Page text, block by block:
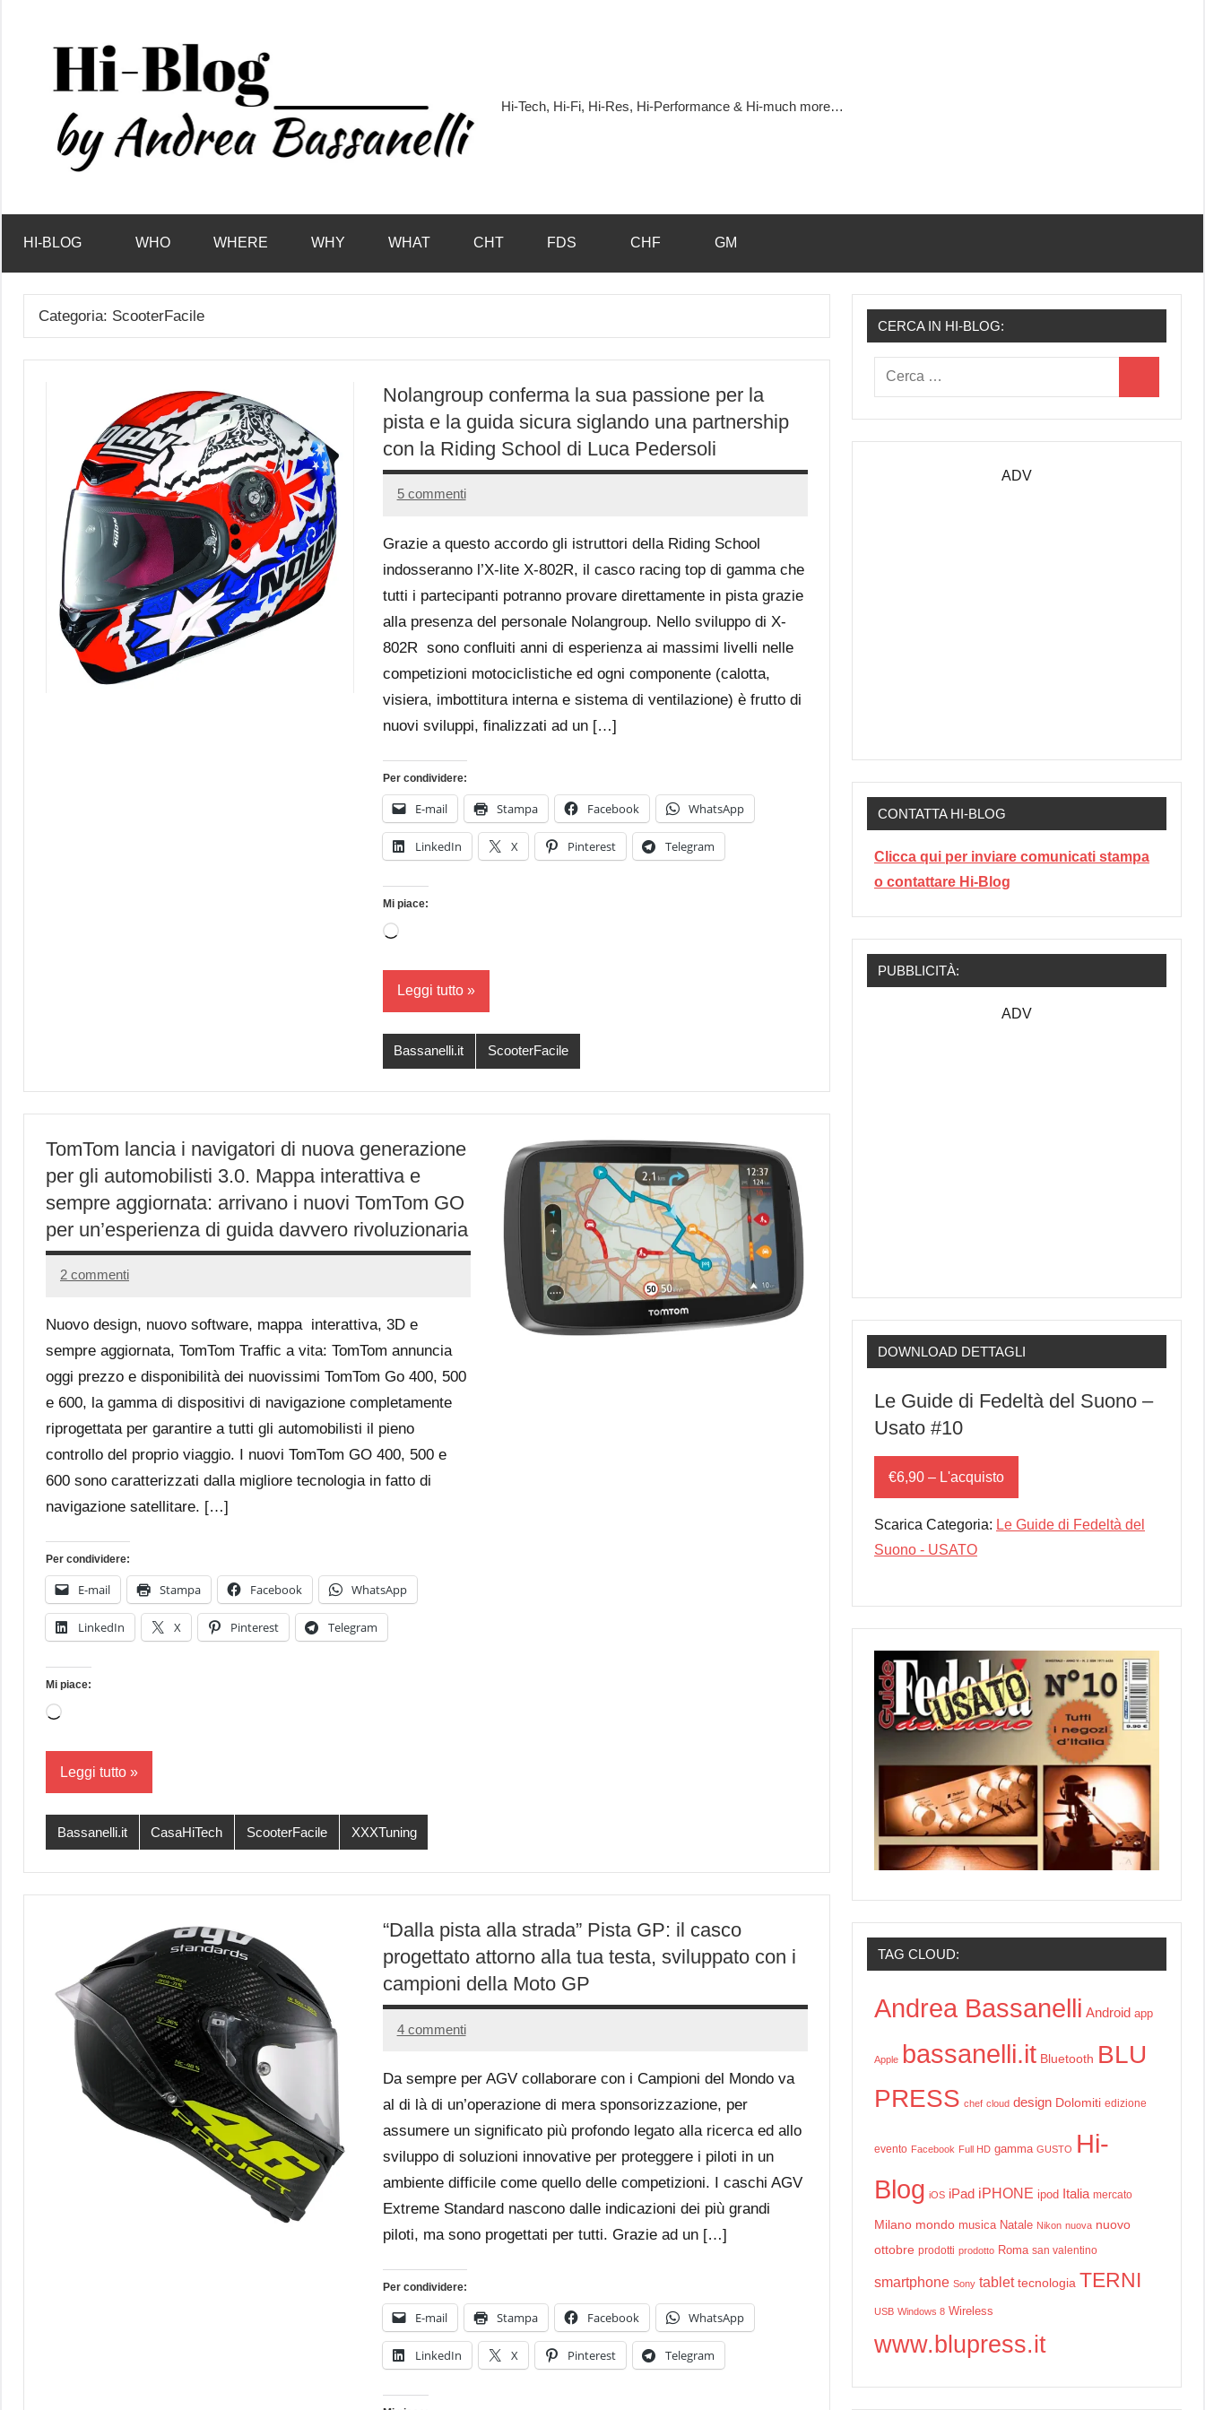
by
Andrea
Bassanelli
Hi-Tech, Hi-Fi, Hi-Res, Hi-Performance & Hi-much more…
HI-BLOG WHO WHERE WHY WHAT CHT FDS CHF GM
Categoria: ScooterFacile
Nolangroup conferma la sua passione per la
pista e la guida sicura siglando una partnership
con la Riding School di Luca Pedersoli
4
2016
Andrea
5 commenti
Grazie a questo accordo gli istruttori della Riding School
indosseranno l’X-lite X-802R, il casco racing top di gamma che
tutti i partecipanti potranno provare direttamente in pista grazie
alla presenza del personale Nolangroup. Nello sviluppo di X-
802R sono confluiti anni di esperienza ai massimi livelli nelle
competizioni motociclistiche ed ogni componente (calotta,
visiera, imbottitura interna e sistema di ventilazione) è frutto di
nuovi sviluppi, finalizzati ad un […]
Per condividere:
E-mail Stampa Facebook WhatsApp
LinkedIn X Pinterest Telegram
Mi piace:
Caricamento
corso…
Leggi tutto
Bassanelli.it ScooterFacile
TomTom lancia i navigatori di nuova generazione
per gli automobilisti 3.0. Mappa interattiva e
sempre aggiornata: arrivano i nuovi TomTom GO
per un’esperienza di guida davvero rivoluzionaria
7
2016
Andrea
2 commenti
Nuovo design, nuovo software, mappa interattiva, 3D e
sempre aggiornata, TomTom Traffic a vita: TomTom annuncia
oggi prezzo e disponibilità dei nuovissimi TomTom Go 400, 500
e 600, la gamma di dispositivi di navigazione completamente
riprogettata per garantire a tutti gli automobilisti il pieno
controllo del proprio viaggio. I nuovi TomTom GO 400, 500 e
600 sono caratterizzati dalla migliore tecnologia in fatto di
navigazione satellitare. […]
Per condividere:
E-mail Stampa Facebook WhatsApp
LinkedIn X Pinterest Telegram
Mi piace:
Caricamento
corso…
Leggi tutto
Bassanelli.it CasaHiTech ScooterFacile XXXTuning
“Dalla pista alla strada” Pista GP: il casco
progettato attorno alla tua testa, sviluppato con i
campioni della Moto GP
3
2016
Andrea
4 commenti
Da sempre per AGV collaborare con i Campioni del Mondo va
al di là di un’operazione di mera sponsorizzazione, per
assumere un significato più profondo legato alla ricerca ed allo
sviluppo di soluzioni innovative per proteggere i piloti in un
ambiente difficile come quello delle competizioni. I caschi AGV
Extreme Standard nascono dalle indicazioni dei più grandi
piloti, ma sono progettati per tutti. Grazie ad un […]
Per condividere:
E-mail Stampa Facebook WhatsApp
LinkedIn X Pinterest Telegram
CERCA IN HI-BLOG:
Ricerca
per:
ADV
CONTATTA HI-BLOG
Clicca qui per inviare comunicati stampa
o contattare Hi-Blog
PUBBLICITÀ:
ADV
DOWNLOAD DETTAGLI
Le Guide di Fedeltà del Suono –
Usato #10
€6,90 – L'acquisto
Scarica Categoria: Le Guide di Fedeltà del
Suono - USATO
TAG CLOUD:
Andrea Bassanelli Android app
Apple bassanelli.it Bluetooth BLU
PRESS chef cloud design Dolomiti edizione
evento Facebook Full HD gamma GUSTO Hi-
Blog iOS iPad iPHONE ipod Italia mercato
Milano mondo musica Natale Nikon nuova nuovo
ottobre prodotti prodotto Roma san valentino
smartphone Sony tablet tecnologia TERNI
USB Windows 8 Wireless
www.blupress.it